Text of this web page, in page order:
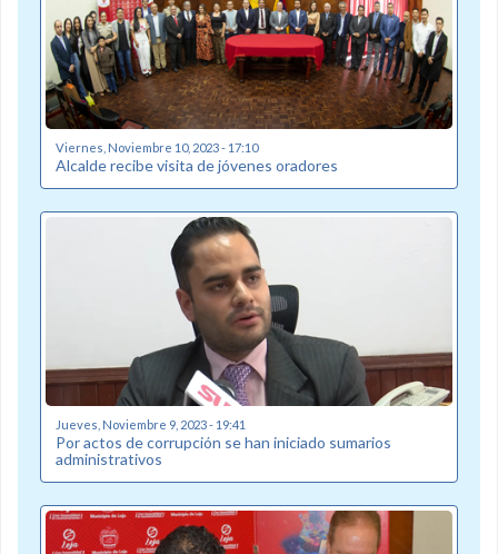
Viernes, Noviembre 10, 2023 - 17:10
Alcalde recibe visita de jóvenes oradores
Jueves, Noviembre 9, 2023 - 19:41
Por actos de corrupción se han iniciado sumarios
administrativos